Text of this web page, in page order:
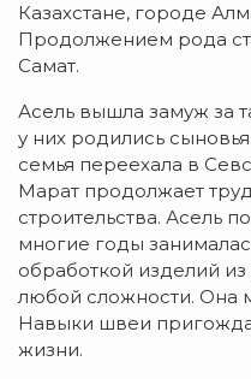
Казахстане, городе
Продолжением рода
Самат.
Асель вышла замуж за
у них родились
семья переехала в
Марат продолжает
строительства. Асель
многие годы
обработкой изделий
любой сложности. Она
Навыки швеи
жизни.